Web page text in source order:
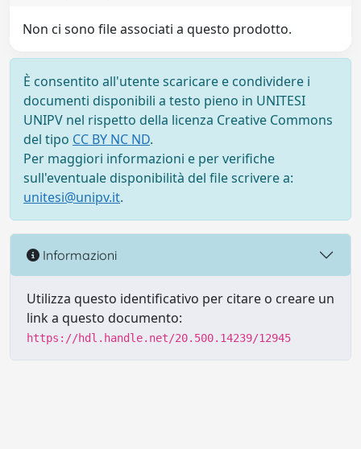
Non ci sono file associati a questo prodotto.
È consentito all'utente scaricare e condividere i
documenti disponibili a testo pieno in UNITESI
UNIPV nel rispetto della licenza Creative Commons
del tipo CC BY NC ND.
Per maggiori informazioni e per verifiche
sull'eventuale disponibilità del file scrivere a:
unitesi@unipv.it.
Informazioni
Utilizza questo identificativo per citare o creare un
link a questo documento:
https://hdl.handle.net/20.500.14239/12945